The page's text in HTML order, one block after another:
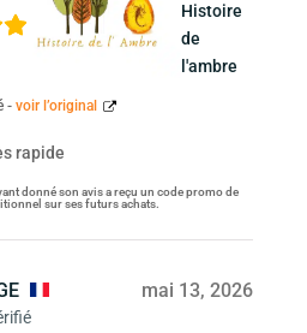
Histoire
de
l'ambre
- voir l’original
rapide
donné son avis a reçu un code promo de
sur ses futurs achats.
mai 13, 2026